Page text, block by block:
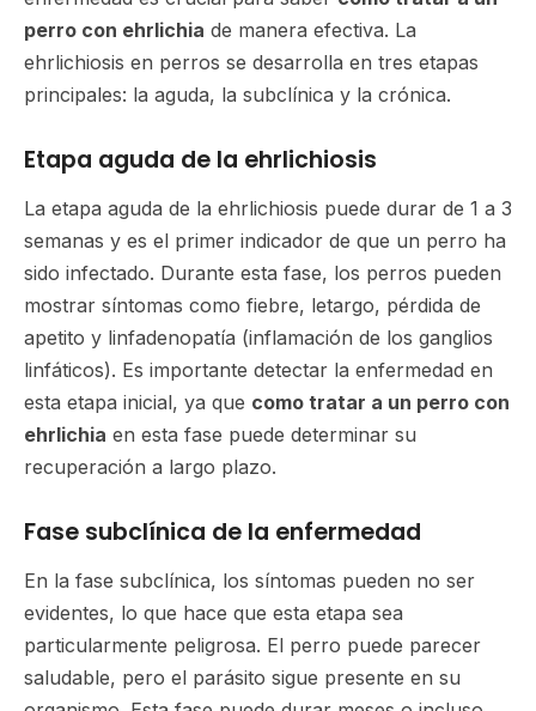
perro con ehrlichia de manera efectiva. La
ehrlichiosis en perros se desarrolla en tres etapas
principales: la aguda, la subclínica y la crónica.
Etapa aguda de la ehrlichiosis
La etapa aguda de la ehrlichiosis puede durar de 1 a 3
semanas y es el primer indicador de que un perro ha
sido infectado. Durante esta fase, los perros pueden
mostrar síntomas como fiebre, letargo, pérdida de
apetito y linfadenopatía (inflamación de los ganglios
linfáticos). Es importante detectar la enfermedad en
esta etapa inicial, ya que como tratar a un perro con
ehrlichia en esta fase puede determinar su
recuperación a largo plazo.
Fase subclínica de la enfermedad
En la fase subclínica, los síntomas pueden no ser
evidentes, lo que hace que esta etapa sea
particularmente peligrosa. El perro puede parecer
saludable, pero el parásito sigue presente en su